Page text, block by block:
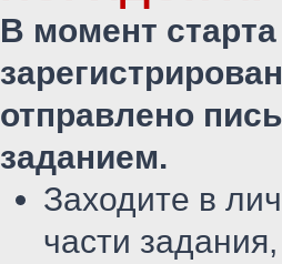
В момент
отправлено
заданием.
Заходите в
части